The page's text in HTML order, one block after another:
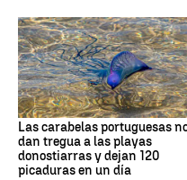
Las carabelas portuguesas
dan tregua a las playas
donostiarras y dejan 120
picaduras en un día